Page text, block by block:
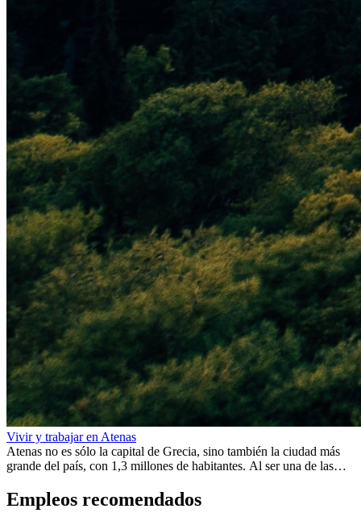
Vivir y trabajar en Atenas
Atenas no es sólo la capital de Grecia, sino también la ciudad más
grande del país, con 1,3 millones de habitantes. Al ser una de las
muchos monumentos que lo demuestran. De hecho, se dice que los
primeros asentamientos tuvieron lugar varios milenios antes de
Empleos recomendados